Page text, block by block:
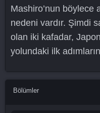
Mashiro’nun böylece
nedeni vardır. Şimdi
olan iki kafadar,
yolundaki ilk
Bölümler